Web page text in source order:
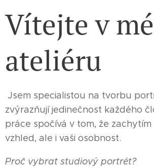
Vítejte v
ateliéru
Jsem specialistou na tvorbu
zvýrazňují jedinečnost každého
práce spočívá v tom, že zachytím
vzhled, ale i vaši osobnost.
Proč vybrat studiový portrét?